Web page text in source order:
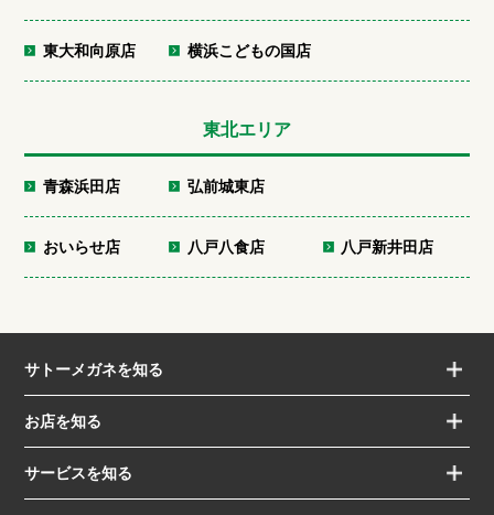
東大和向原店 横浜こどもの国店
東北エリア
青森浜田店 弘前城東店
おいらせ店 八戸八食店 八戸新井田店
サトーメガネを知る
お店を知る
サービスを知る